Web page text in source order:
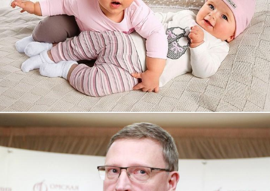
Увеличили выручку интернет-
магазину topdatop.ru на 25%!
Смотреть проект